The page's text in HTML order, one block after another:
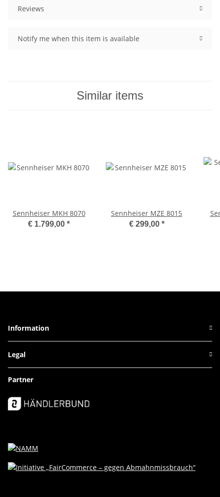
Reviews
Notify me when this item is available
Similar items
Sennheiser MKH 8070
€ 1.799,00 *
Sennheiser MZE 8015
€ 299,00 *
Information
Legal
Partner